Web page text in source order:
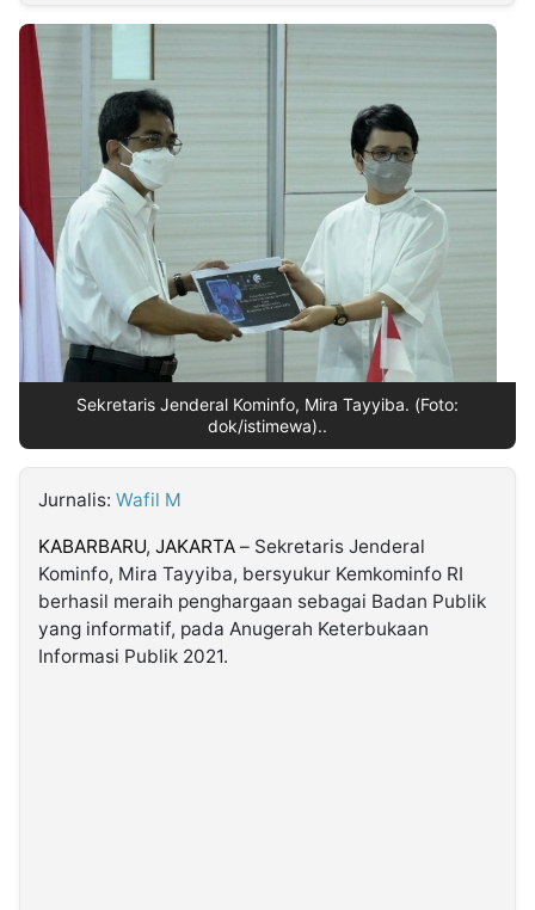
INDONESIA
Partner
Insight
NTB
Suara
Time
Lens
Daily
Jogja
Jalan
Rakyat
Idealita
News
Notice
Radar
Baru
Seedbacklink
Follow
Kabarbaru
Kabarbaru.co
2026
Sekretaris Jenderal Kominfo, Mira Tayyiba. (Foto:
dok/istimewa)..
Jurnalis: Wafil M
KABARBARU, JAKARTA – Sekretaris Jenderal
Kominfo, Mira Tayyiba, bersyukur Kemkominfo RI
berhasil meraih penghargaan sebagai Badan Publik
yang informatif, pada Anugerah Keterbukaan
Informasi Publik 2021.